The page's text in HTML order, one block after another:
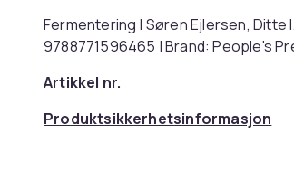
Fermentering | Søren Ejlersen, Ditte
9788771596465 | Brand: People's
Artikkel nr.
Produktsikkerhetsinformasjon